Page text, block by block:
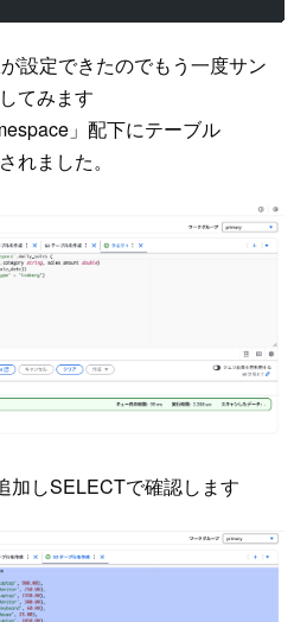
設定できたのでもう一度サン
てみます
」配下にテーブル
れました。
加しSELECTで確認します